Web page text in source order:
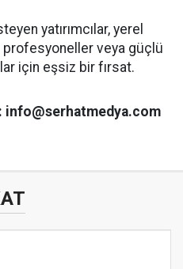
yatırımcılar, yerel
profesyoneller veya güçlü
için eşsiz bir fırsat.
info@serhatmedya.com